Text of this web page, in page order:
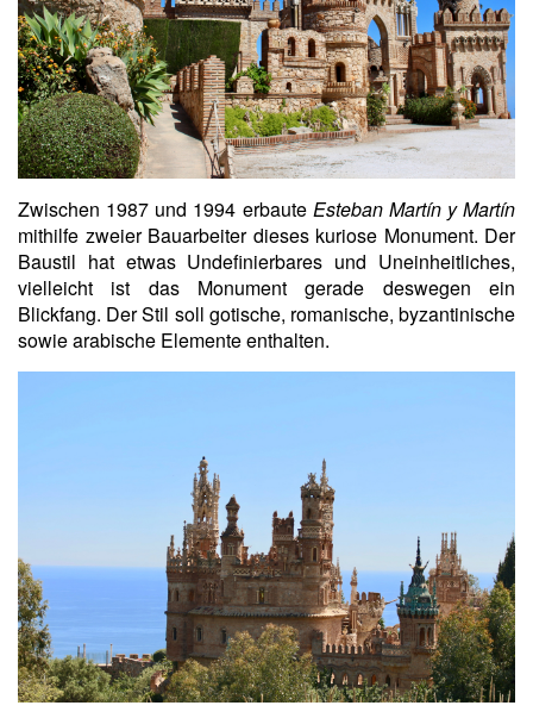
Zwischen 1987 und 1994 erbaute Esteban Martín y Martín
mithilfe zweier Bauarbeiter dieses kuriose Monument. Der
Baustil hat etwas Undefinierbares und Uneinheitliches,
vielleicht ist das Monument gerade deswegen ein
Blickfang. Der Stil soll gotische, romanische, byzantinische
sowie arabische Elemente enthalten.